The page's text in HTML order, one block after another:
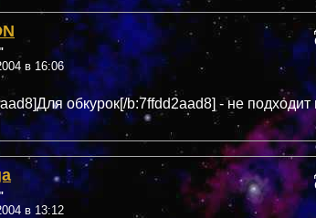
в 16:06
обкурок[/b:7ffdd2aad8] - не подходит
в 13:12